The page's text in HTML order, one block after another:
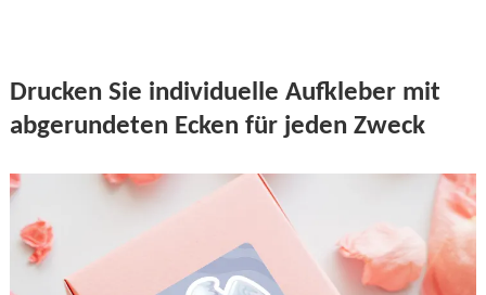
Drucken Sie individuelle Aufkleber mit
abgerundeten Ecken für jeden Zweck